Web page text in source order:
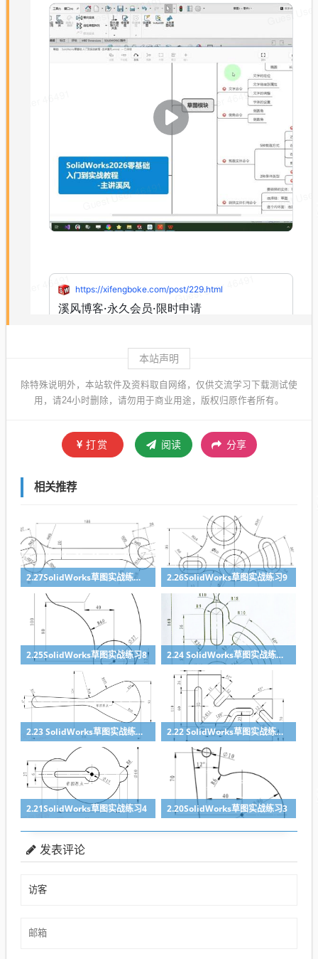
本站声明
除特殊说明外，本站软件及资料取自网络，仅供交流学习下载测试使
用，请24小时删除，请勿用于商业用途，版权归原作者所有。
打赏 阅读 分享
相关推荐
2.27SolidWorks草图实战练习10 2.26SolidWorks草图实战练习9
2.25SolidWorks草图实战练习8 2.24 SolidWorks草图实战练习7
2.23 SolidWorks草图实战练习6 2.22 SolidWorks草图实战练习5
2.21SolidWorks草图实战练习4 2.20SolidWorks草图实战练习3
发表评论